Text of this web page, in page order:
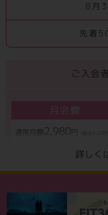
8月
先着
ご入会
月会費
通常月額2,980円 （税込3,278
詳しく